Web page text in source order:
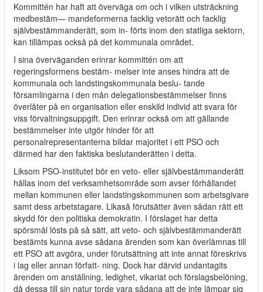
Kommittén har haft att överväga om och i vilken utsträckning
medbestäm— mandeformerna facklig vetorätt och facklig
självbestämmanderätt, som in- förts inom den statliga sektorn,
kan tillämpas också på det kommunala området.
I sina överväganden erinrar kommittén om att
regeringsformens bestäm- melser inte anses hindra att de
kommunala och landstingskommunala beslu- tande
församlingarna i den mån delegationsbestämmelser finns
överlåter på en organisation eller enskild individ att svara för
viss förvaltningsuppgift. Den erinrar också om att gällande
bestämmelser inte utgör hinder för att
personalrepresentanterna bildar majoritet i ett PSO och
därmed har den faktiska beslutanderätten i detta.
Liksom PSO-institutet bör en veto- eller självbestämmanderätt
hållas inom det verksamhetsområde som avser förhållandet
mellan kommunen eller landstingskommunen som arbetsgivare
samt dess arbetstagare. Likaså förutsätter även sådan rätt ett
skydd för den politiska demokratin. I förslaget har detta
spörsmål lösts på så sätt, att veto- och självbestämmanderätt
bestämts kunna avse sådana ärenden som kan överlämnas till
ett PSO att avgöra, under förutsättning att inte annat föreskrivs
i lag eller annan författ- ning. Dock har därvid undantagits
ärenden om anställning, ledighet, vikariat och förslagsbelöning,
då dessa till sin natur torde vara sådana att de inte lämpar sig